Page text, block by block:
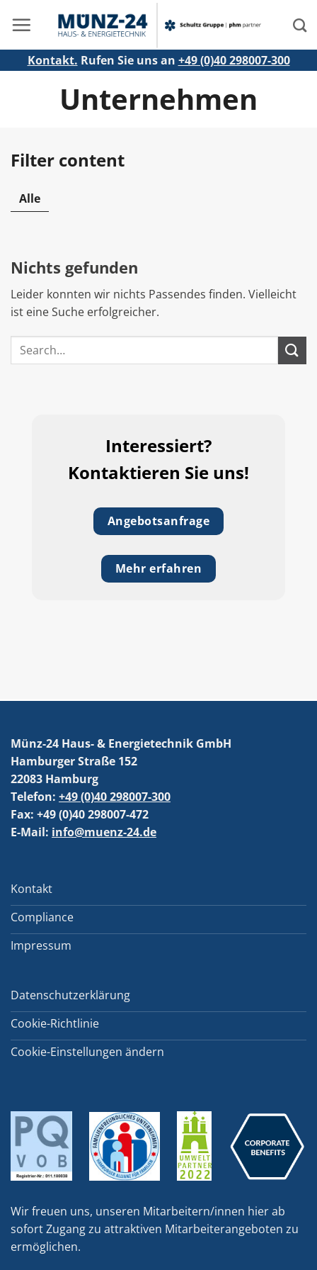
Inhalt
Kontakt. Rufen Sie uns an +49 (0)40 298007-300
Unternehmen
Filter content
Alle
Nichts gefunden
Leider konnten wir nichts Passendes finden. Vielleicht
ist eine Suche erfolgreicher.
Interessiert?
Kontaktieren Sie uns!
Angebotsanfrage
Mehr erfahren
Münz-24 Haus- & Energietechnik GmbH
Hamburger Straße 152
22083 Hamburg
Telefon: +49 (0)40 298007-300
Fax: +49 (0)40 298007-472
E-Mail: info@muenz-24.de
Kontakt
Compliance
Impressum
Datenschutzerklärung
Cookie-Richtlinie
Cookie-Einstellungen ändern
Wir freuen uns, unseren Mitarbeitern/innen hier ab
sofort Zugang zu attraktiven Mitarbeiterangeboten zu
ermöglichen.